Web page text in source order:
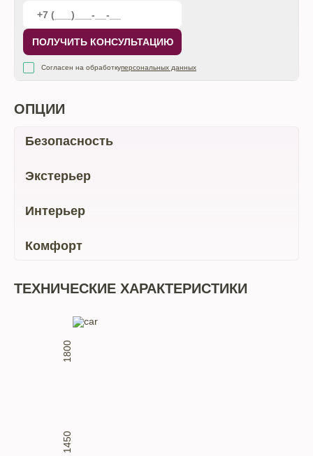
ПОЛУЧИТЬ КОНСУЛЬТАЦИЮ
Согласен на обработкуперсональных данных
ОПЦИИ
Безопасность
Экстерьер
Интерьер
Комфорт
ТЕХНИЧЕСКИЕ ХАРАКТЕРИСТИКИ
1450
1800